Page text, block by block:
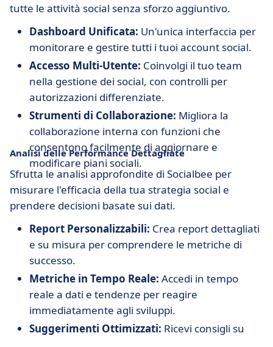
tutte le attività social senza sforzo aggiuntivo.
Dashboard Unificata: Un'unica interfaccia per
monitorare e gestire tutti i tuoi account social.
Accesso Multi-Utente: Coinvolgi il tuo team
nella gestione dei social, con controlli per
autorizzazioni differenziate.
Strumenti di Collaborazione: Migliora la
collaborazione interna con funzioni che
consentono facilmente di aggiornare e
modificare piani sociali.
Analisi delle Performance Dettagliate
Sfrutta le analisi approfondite di Socialbee per
misurare l'efficacia della tua strategia social e
prendere decisioni basate sui dati.
Report Personalizzabili: Crea report dettagliati
e su misura per comprendere le metriche di
successo.
Metriche in Tempo Reale: Accedi in tempo
reale a dati e tendenze per reagire
immediatamente agli sviluppi.
Suggerimenti Ottimizzati: Ricevi consigli su